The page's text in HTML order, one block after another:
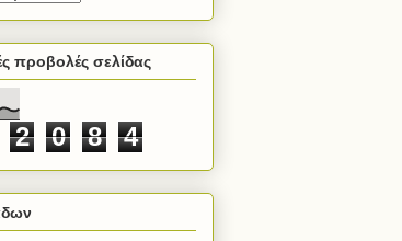
προβολές σελίδας
2 0 8
4